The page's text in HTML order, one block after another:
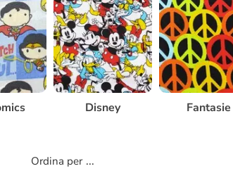
Disney Fantasie
Ordina per ...